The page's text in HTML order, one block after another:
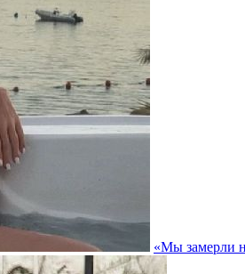
«Мы замерли